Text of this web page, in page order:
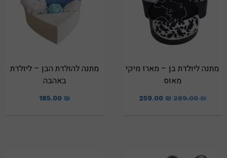
מתנה ליולדת בן – מארז מיקי
מאוס
289.00₪
259.00 ₪
מתנה להולדת הבן – ליולדת
באהבה
185.00 ₪